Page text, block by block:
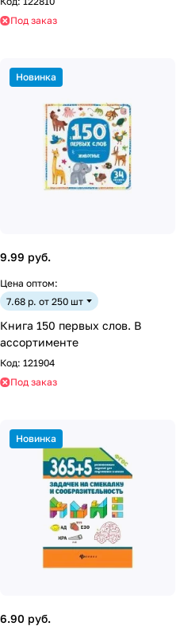
Под заказ
Новинка
9.99 руб.
Цена оптом:
7.68 р. от 250 шт
Книга 150 первых слов. В
ассортименте
Код: 121904
Под заказ
Новинка
6.90 руб.